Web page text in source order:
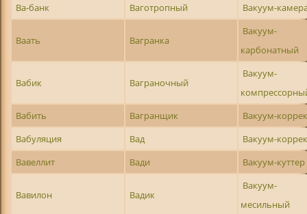
Ва-банк
Ваготропный Вакуум-
Ваать Вагранка
Вакуум-
карбонатный
Вабик Ваграночный
Вакуум-
Вабить
Вагранщик
Вакуум-
Вабуляция
Вад
Вакуум-
Вавеллит
Вади Вакуум-куттер
Вавилон Вадик
Вакуум-
месильный